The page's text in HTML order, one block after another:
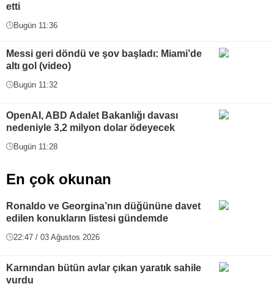
etti
Bugün 11:36
Messi geri döndü ve şov başladı: Miami’de
altı gol (video)
Bugün 11:32
OpenAI, ABD Adalet Bakanlığı davası
nedeniyle 3,2 milyon dolar ödeyecek
Bugün 11:28
En çok okunan
Ronaldo ve Georgina’nın düğününe davet
edilen konukların listesi gündemde
22:47 / 03 Ağustos 2026
Karnından bütün avlar çıkan yaratık sahile
vurdu